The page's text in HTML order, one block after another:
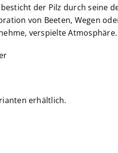
der Pilz durch seine
von Beeten, Wegen
verspielte Atmosphäre.
erhältlich.